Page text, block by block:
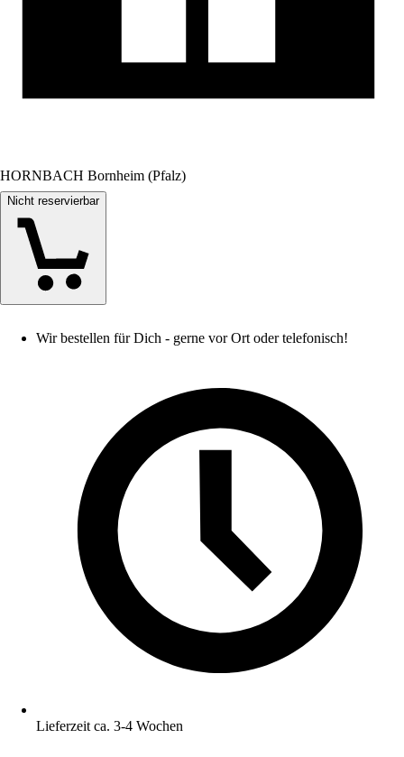
HORNBACH Bornheim (Pfalz)
Nicht reservierbar
Wir bestellen für Dich - gerne vor Ort oder telefonisch!
Lieferzeit ca. 3-4 Wochen